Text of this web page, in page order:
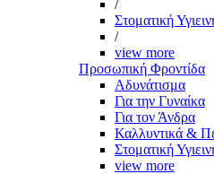
/
Στοματική
/
view more
Προσωπική Φροντίδα
Αδυνάτισμα
Για την Γυναίκα
Για τον Άνδρα
Καλλυντικά &
Στοματική
view more